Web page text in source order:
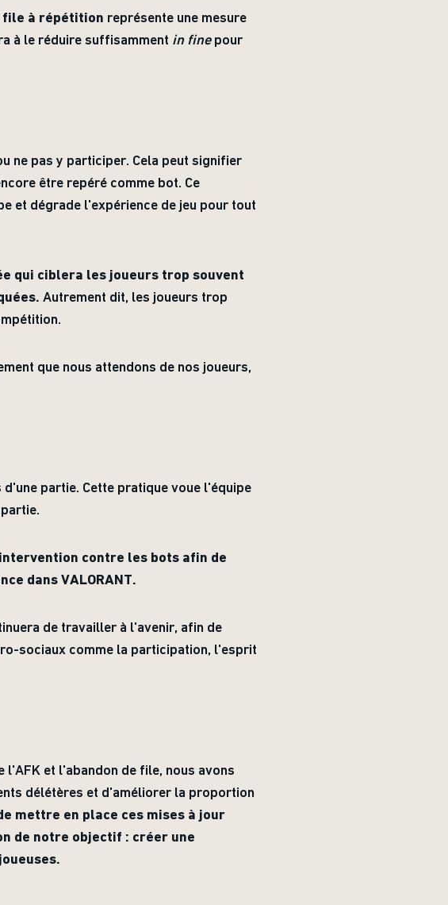
file à répétition représente une mesure
à le réduire suffisamment in finepour
ne pas y participer. Cela peut signifier
être repéré comme bot. Ce
et dégrade l'expérience de jeu pour tout
qui ciblera les joueurs trop souvent
Autrement dit, les joueurs trop
que nous attendons de nos joueurs,
partie. Cette pratique voue l'équipe
contre les bots afin de
dans VALORANT.
de travailler à l'avenir, afin de
sociaux comme la participation, l'esprit
et l'abandon de file, nous avons
délétères et d'améliorer la proportion
mettre en place ces mises à jour
de notre objectif : créer une